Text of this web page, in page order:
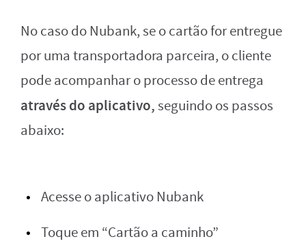
No caso do Nubank, se o cartão for entregue
por uma transportadora parceira, o cliente
pode acompanhar o processo de entrega
através do aplicativo,seguindo os passos
abaixo:
Acesse o aplicativo Nubank
Toque em “Cartão a caminho”